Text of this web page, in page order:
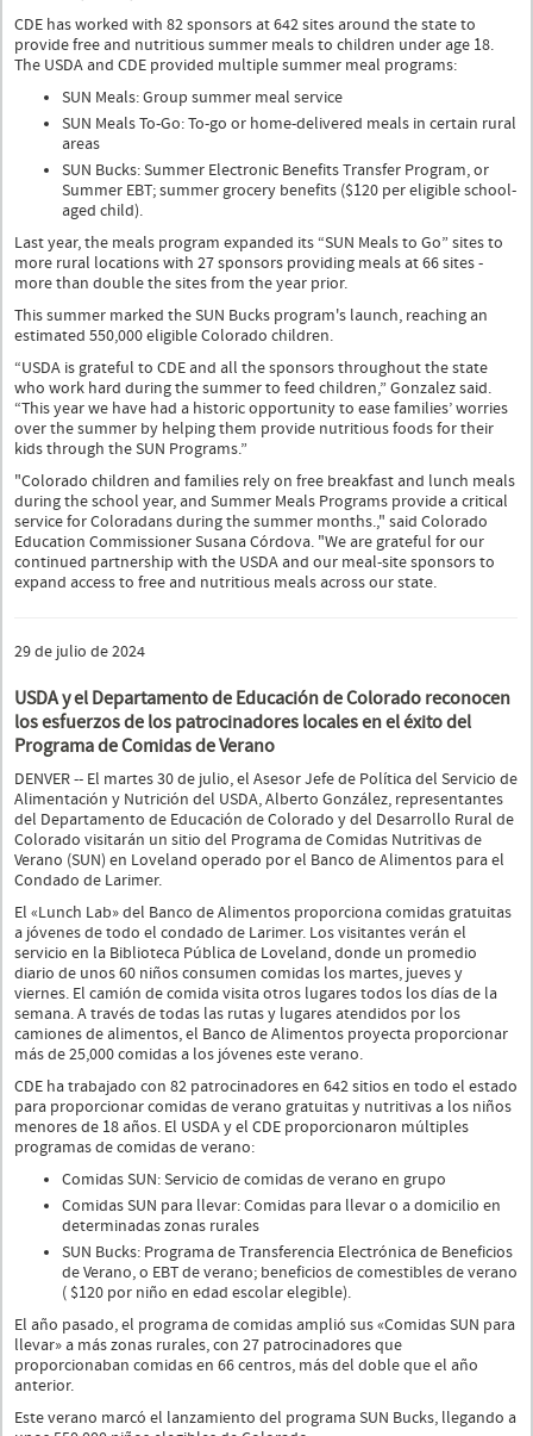
CDE has worked with 82 sponsors at 642 sites around the state to
provide free and nutritious summer meals to children under age 18.
The USDA and CDE provided multiple summer meal programs:
SUN Meals: Group summer meal service
SUN Meals To-Go: To-go or home-delivered meals in certain rural
areas
SUN Bucks: Summer Electronic Benefits Transfer Program, or
Summer EBT; summer grocery benefits ($120 per eligible school-
aged child).
Last year, the meals program expanded its “SUN Meals to Go” sites to
more rural locations with 27 sponsors providing meals at 66 sites -
more than double the sites from the year prior.
This summer marked the SUN Bucks program's launch, reaching an
estimated 550,000 eligible Colorado children.
“USDA is grateful to CDE and all the sponsors throughout the state
who work hard during the summer to feed children,” Gonzalez said.
“This year we have had a historic opportunity to ease families’ worries
over the summer by helping them provide nutritious foods for their
kids through the SUN Programs.”
"Colorado children and families rely on free breakfast and lunch meals
during the school year, and Summer Meals Programs provide a critical
service for Coloradans during the summer months.," said Colorado
Education Commissioner Susana Córdova. "We are grateful for our
continued partnership with the USDA and our meal-site sponsors to
expand access to free and nutritious meals across our state.
29 de julio de 2024
USDA y el Departamento de Educación de Colorado reconocen
los esfuerzos de los patrocinadores locales en el éxito del
Programa de Comidas de Verano
DENVER -- El martes 30 de julio, el Asesor Jefe de Política del Servicio de
Alimentación y Nutrición del USDA, Alberto González, representantes
del Departamento de Educación de Colorado y del Desarrollo Rural de
Colorado visitarán un sitio del Programa de Comidas Nutritivas de
Verano (SUN) en Loveland operado por el Banco de Alimentos para el
Condado de Larimer.
El «Lunch Lab» del Banco de Alimentos proporciona comidas gratuitas
a jóvenes de todo el condado de Larimer. Los visitantes verán el
servicio en la Biblioteca Pública de Loveland, donde un promedio
diario de unos 60 niños consumen comidas los martes, jueves y
viernes. El camión de comida visita otros lugares todos los días de la
semana. A través de todas las rutas y lugares atendidos por los
camiones de alimentos, el Banco de Alimentos proyecta proporcionar
más de 25,000 comidas a los jóvenes este verano.
CDE ha trabajado con 82 patrocinadores en 642 sitios en todo el estado
para proporcionar comidas de verano gratuitas y nutritivas a los niños
menores de 18 años. El USDA y el CDE proporcionaron múltiples
programas de comidas de verano:
Comidas SUN: Servicio de comidas de verano en grupo
Comidas SUN para llevar: Comidas para llevar o a domicilio en
determinadas zonas rurales
SUN Bucks: Programa de Transferencia Electrónica de Beneficios
de Verano, o EBT de verano; beneficios de comestibles de verano
( $120 por niño en edad escolar elegible).
El año pasado, el programa de comidas amplió sus «Comidas SUN para
llevar» a más zonas rurales, con 27 patrocinadores que
proporcionaban comidas en 66 centros, más del doble que el año
anterior.
Este verano marcó el lanzamiento del programa SUN Bucks, llegando a